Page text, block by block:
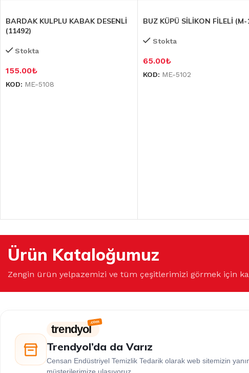
BARDAK KULPLU KABAK DESENLİ
(11492)
Stokta
155.00₺
KOD: ME-5108
BUZ KÜPÜ SİLİKON FİLELİ (M-
Stokta
65.00₺
KOD: ME-5102
Ürün Kataloğumuz
Zengin ürün yelpazemizi ve tüm çeşitlerimizi görmek için
trendyol
Trendyol’da da Varız
Censan Endüstriyel Temizlik Tedarik olarak web sitemizin